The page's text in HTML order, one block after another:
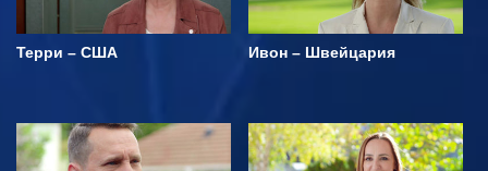
Терри – США Ивон – Швейцария